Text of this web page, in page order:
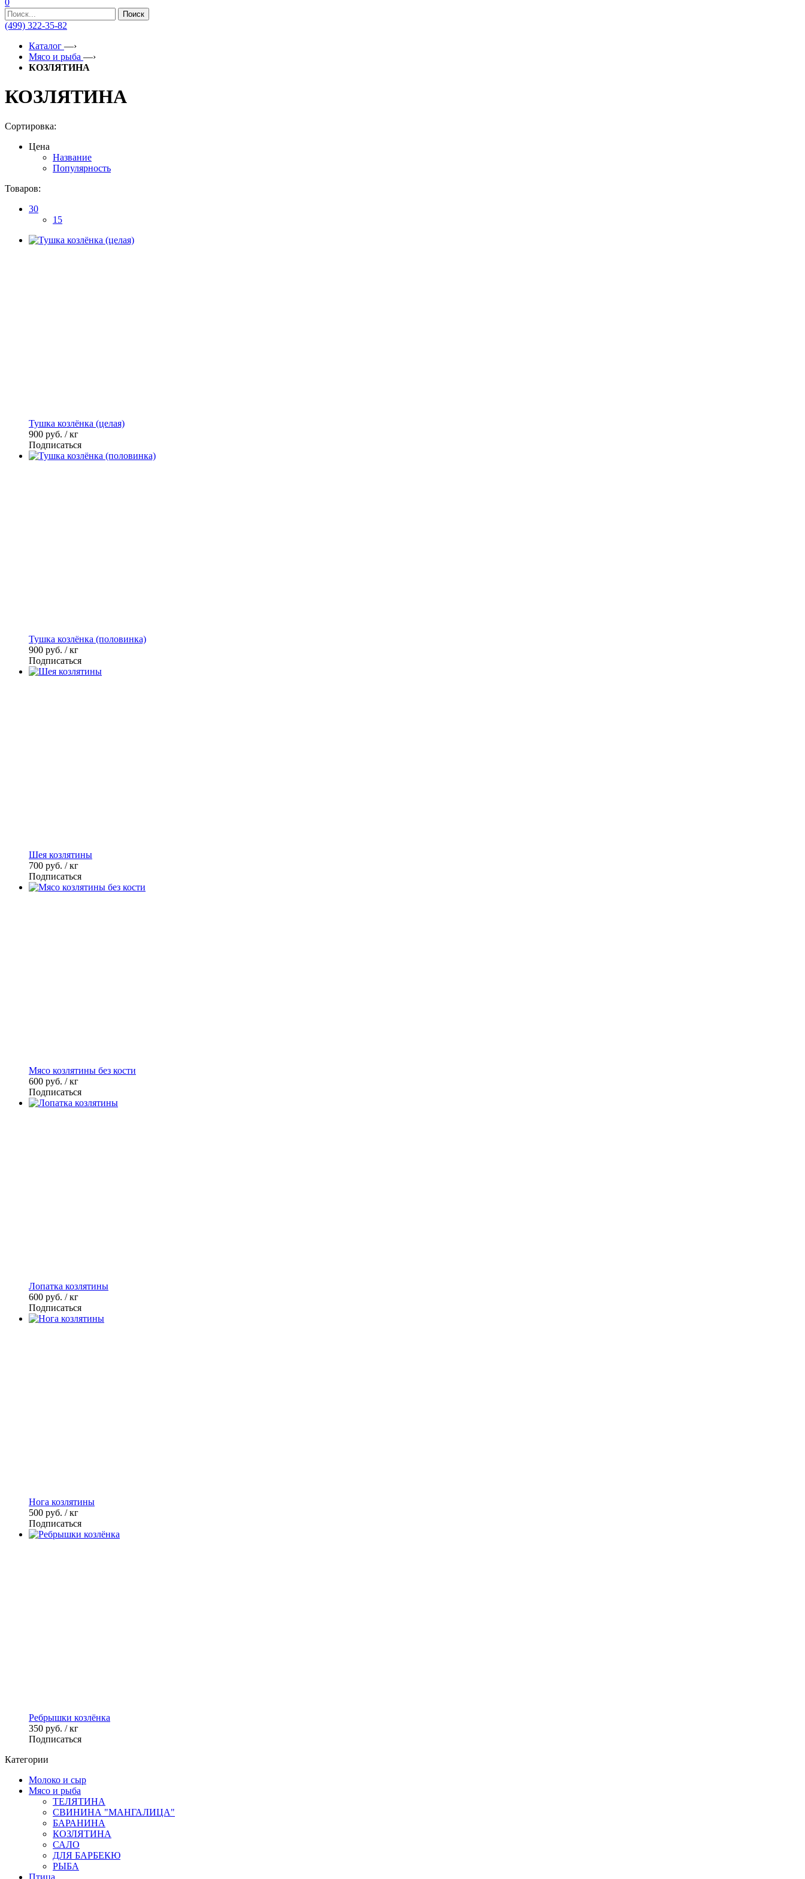
0
Поиск
(499) 322-35-82
Каталог —›
Мясо и рыба —›
КОЗЛЯТИНА
КОЗЛЯТИНА
Сортировка:
Цена
Название
Популярность
Товаров:
30
15
Тушка козлёнка (целая)
900 руб. / кг
Подписаться
Тушка козлёнка (половинка)
900 руб. / кг
Подписаться
Шея козлятины
700 руб. / кг
Подписаться
Мясо козлятины без кости
600 руб. / кг
Подписаться
Лопатка козлятины
600 руб. / кг
Подписаться
Нога козлятины
500 руб. / кг
Подписаться
Ребрышки козлёнка
350 руб. / кг
Подписаться
Категории
Молоко и сыр
Мясо и рыба
ТЕЛЯТИНА
СВИНИНА "МАНГАЛИЦА"
БАРАНИНА
КОЗЛЯТИНА
САЛО
ДЛЯ БАРБЕКЮ
РЫБА
Птица